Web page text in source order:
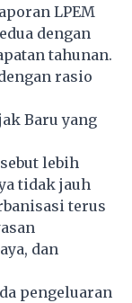
LPEM
dengan
tahunan.
rasio
Baru yang
lebih
tidak jauh
terus
dan
pengeluaran